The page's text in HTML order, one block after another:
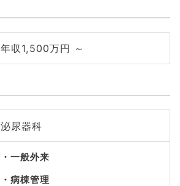
年収1,500万円 ～
泌尿器科
一般外来
病棟管理